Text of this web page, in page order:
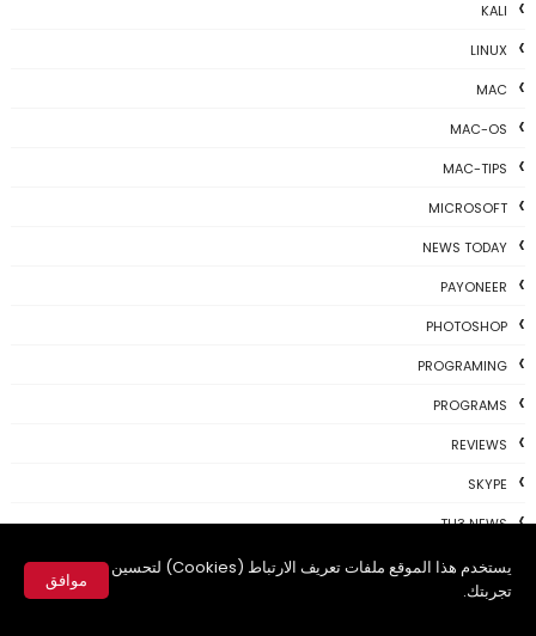
يستخدم هذا الموقع ملفات تعريف الارتباط (Cookies) لتحسين
تجربتك.
موافق
KALI
LINUX
MAC
MAC-OS
MAC-TIPS
MICROSOFT
NEWS TODAY
PAYONEER
PHOTOSHOP
PROGRAMING
PROGRAMS
REVIEWS
SKYPE
TH3 NEWS
TIPS
TSU